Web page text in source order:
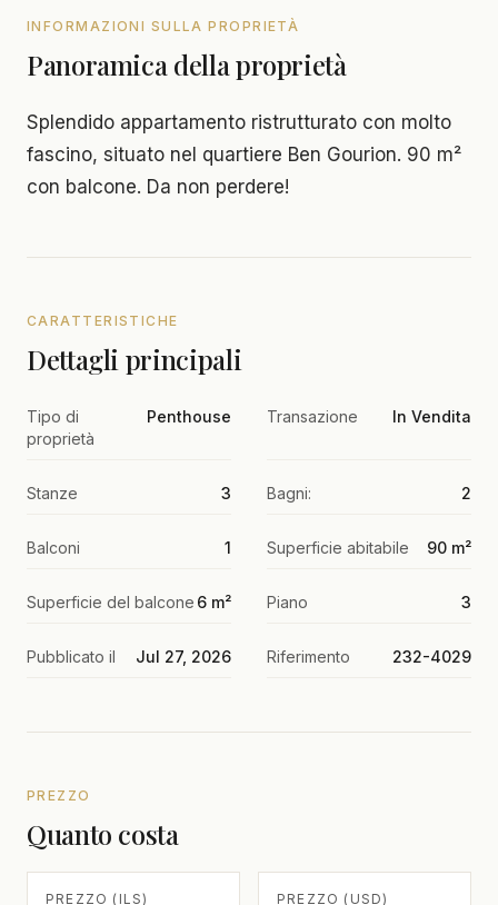
INFORMAZIONI SULLA PROPRIETÀ
Panoramica della proprietà
Splendido appartamento ristrutturato con molto
fascino, situato nel quartiere Ben Gourion. 90 m²
con balcone. Da non perdere!
CARATTERISTICHE
Dettagli principali
Tipo di
proprietà
Penthouse Transazione In Vendita
Stanze 3 Bagni: 2
Balconi 1 Superficie abitabile 90 m²
Superficie del balcone 6 m² Piano 3
Pubblicato il Jul 27, 2026 Riferimento 232-4029
PREZZO
Quanto costa
PREZZO (ILS) PREZZO (USD)